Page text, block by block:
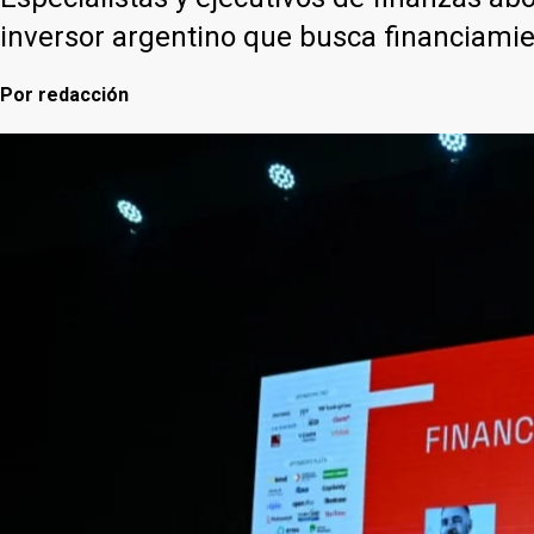
inversor argentino que busca
Por redacción